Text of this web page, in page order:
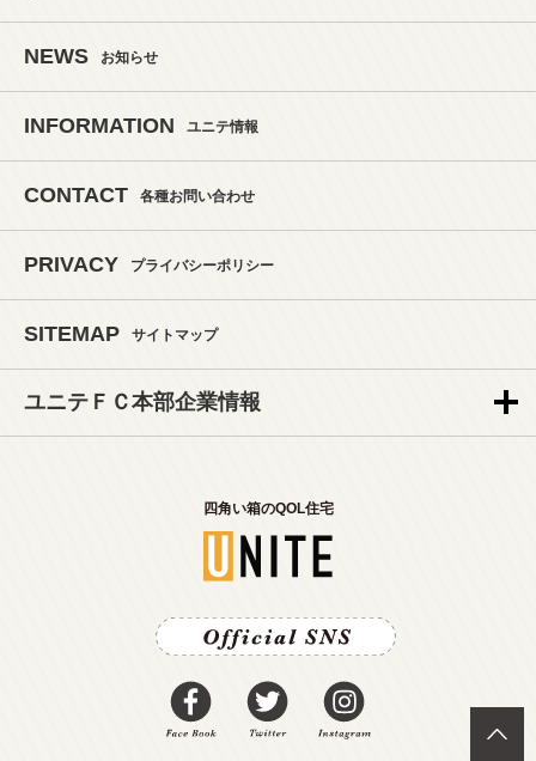
NEWS お知らせ
INFORMATION ユニテ情報
CONTACT 各種お問い合わせ
PRIVACY プライバシーポリシー
SITEMAP サイトマップ
ユニテＦＣ本部企業情報
四角い箱のQOL住宅